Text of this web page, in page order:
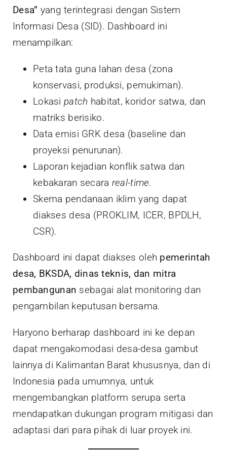
Desa” yang terintegrasi dengan Sistem
Informasi Desa (SID). Dashboard ini
menampilkan:
Peta tata guna lahan desa (zona
konservasi, produksi, pemukiman).
Lokasi patch habitat, koridor satwa, dan
matriks berisiko.
Data emisi GRK desa (baseline dan
proyeksi penurunan).
Laporan kejadian konflik satwa dan
kebakaran secara real-time.
Skema pendanaan iklim yang dapat
diakses desa (PROKLIM, ICER, BPDLH,
CSR).
Dashboard ini dapat diakses oleh pemerintah
desa, BKSDA, dinas teknis, dan mitra
pembangunan sebagai alat monitoring dan
pengambilan keputusan bersama.
Haryono berharap dashboard ini ke depan
dapat mengakomodasi desa-desa gambut
lainnya di Kalimantan Barat khususnya, dan di
Indonesia pada umumnya, untuk
mengembangkan platform serupa serta
mendapatkan dukungan program mitigasi dan
adaptasi dari para pihak di luar proyek ini.